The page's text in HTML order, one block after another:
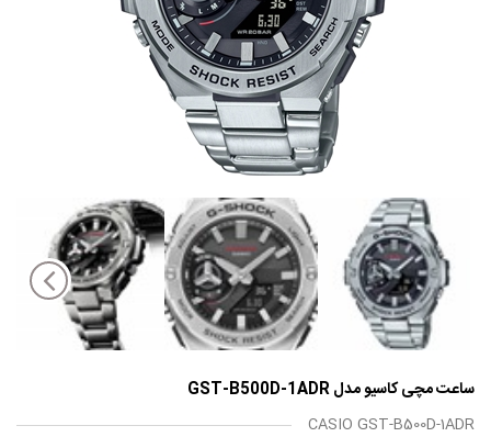
ساعت مچی کاسیو مدل GST-B500D-1ADR
CASIO GST-B500D-1ADR